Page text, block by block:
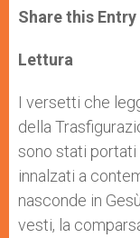
t
s
p
p
s
e
e
b
Share this Entry
Lettura
I versetti che
della
sono stati portati
innalzati a
nasconde in
vesti, la